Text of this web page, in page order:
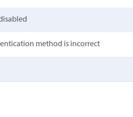
method is incorrect